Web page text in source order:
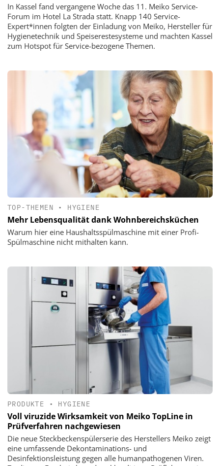
In Kassel fand vergangene Woche das 11. Meiko Service-
Forum im Hotel La Strada statt. Knapp 140 Service-
Expert*innen folgten der Einladung von Meiko, Hersteller für
Hygienetechnik und Speiserestesysteme und machten Kassel
zum Hotspot für Service-bezogene Themen.
TOP-THEMEN • HYGIENE
Mehr Lebensqualität dank Wohnbereichsküchen
Warum hier eine Haushaltsspülmaschine mit einer Profi-
Spülmaschine nicht mithalten kann.
PRODUKTE • HYGIENE
Voll viruzide Wirksamkeit von Meiko TopLine in
Prüfverfahren nachgewiesen
Die neue Steckbeckenspülerserie des Herstellers Meiko zeigt
eine umfassende Dekontaminations- und
Desinfektionsleistung gegen alle humanpathogenen Viren.